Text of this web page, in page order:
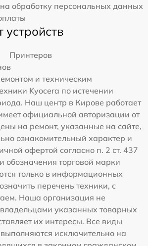
обработку персональных данных
устройств
Принтеров
и техническим
Kyocera по истечении
Наш центр в Кирове работает
официальной авторизации от
на ремонт, указанные на сайте,
ознакомительный характер и
офертой согласно п. 2 ст. 437
обозначения торговой марки
только в информационных
перечень техники, с
Наша организация не
указанных товарных
их интересы. Все виды
исключительно на